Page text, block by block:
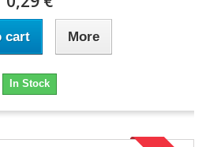
cart More
In Stock